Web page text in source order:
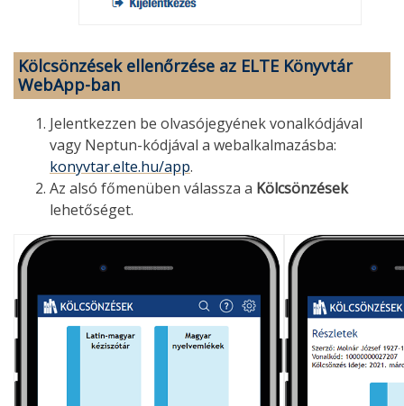
Kölcsönzések ellenőrzése az ELTE Könyvtár
WebApp-ban
Jelentkezzen be olvasójegyének vonalkódjával
vagy Neptun-kódjával a webalkalmazásba:
konyvtar.elte.hu/app.
Az alsó főmenüben válassza a Kölcsönzések
lehetőséget.